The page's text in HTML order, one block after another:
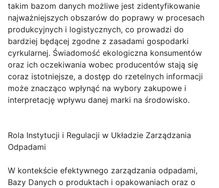
takim bazom danych możliwe jest zidentyfikowanie
najważniejszych obszarów do poprawy w procesach
produkcyjnych i logistycznych, co prowadzi do
bardziej będącej zgodne z zasadami gospodarki
cyrkularnej. Świadomość ekologiczna konsumentów
oraz ich oczekiwania wobec producentów stają się
coraz istotniejsze, a dostęp do rzetelnych informacji
może znacząco wpłynąć na wybory zakupowe i
interpretację wpływu danej marki na środowisko.
Rola Instytucji i Regulacji w Układzie Zarządzania
Odpadami
W kontekście efektywnego zarządzania odpadami,
Bazy Danych o produktach i opakowaniach oraz o